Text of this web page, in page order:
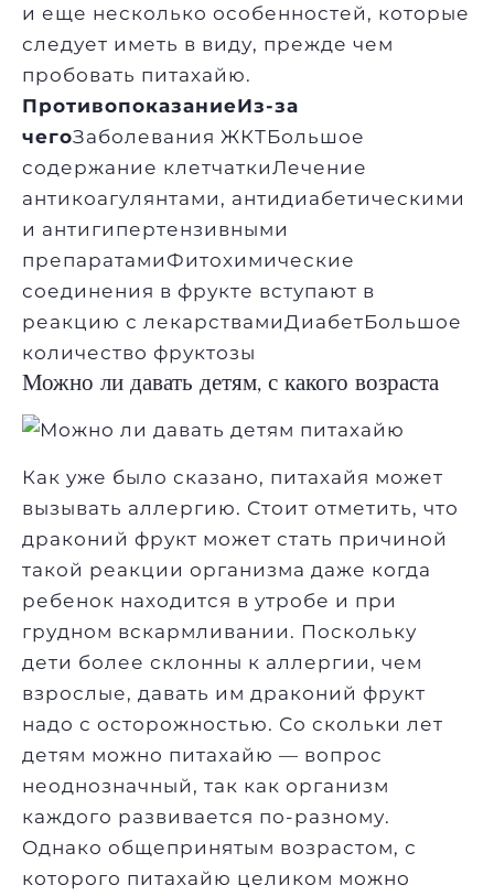
и еще несколько особенностей, которые
следует иметь в виду, прежде чем
пробовать питахайю.
ПротивопоказаниеИз-за
чегоЗаболевания ЖКТБольшое
содержание клетчаткиЛечение
антикоагулянтами, антидиабетическими
и антигипертензивными
препаратамиФитохимические
соединения в фрукте вступают в
реакцию с лекарствамиДиабетБольшое
количество фруктозы
Можно ли давать детям, с какого возраста
Как уже было сказано, питахайя может
вызывать аллергию. Стоит отметить, что
драконий фрукт может стать причиной
такой реакции организма даже когда
ребенок находится в утробе и при
грудном вскармливании. Поскольку
дети более склонны к аллергии, чем
взрослые, давать им драконий фрукт
надо с осторожностью. Со скольки лет
детям можно питахайю — вопрос
неоднозначный, так как организм
каждого развивается по-разному.
Однако общепринятым возрастом, с
которого питахайю целиком можно